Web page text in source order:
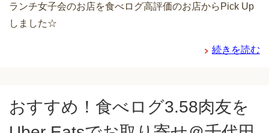
ランチ女子会のお店を食べログ高評価のお店からPick Up
しました☆
続きを読む
おすすめ！食べログ3.58肉友を